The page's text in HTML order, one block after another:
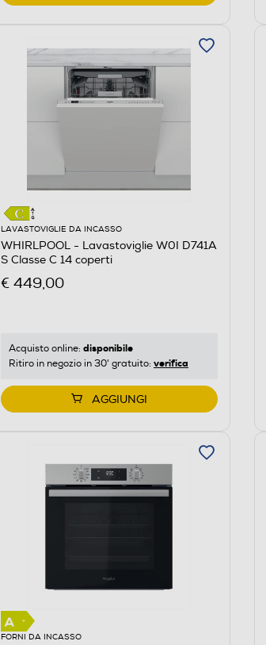
LAVASTOVIGLIE DA INCASSO
WHIRLPOOL - Lavastoviglie W0I D741A
S Classe C 14 coperti
€ 449,00
Acquisto online: disponibile
Ritiro in negozio in 30' gratuito: verifica
AGGIUNGI
FORNI DA INCASSO